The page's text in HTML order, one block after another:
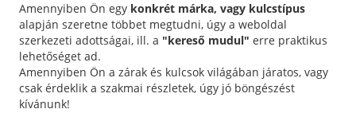
Amennyiben Ön egy konkrét márka, vagy kulcstípus
alapján szeretne többet megtudni, úgy a weboldal
szerkezeti adottságai, ill. a "kereső mudul" erre praktikus
lehetőséget ad.
Amennyiben Ön a zárak és kulcsok világában járatos, vagy
csak érdeklik a szakmai részletek, úgy jó böngészést
kívánunk!